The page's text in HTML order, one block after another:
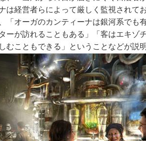
は経営者らによって厳しく監視されて
「オーガのカンティーナは銀河系でも
ーが訪れることもある」「客はエキゾ
むこともできる」ということなどが説